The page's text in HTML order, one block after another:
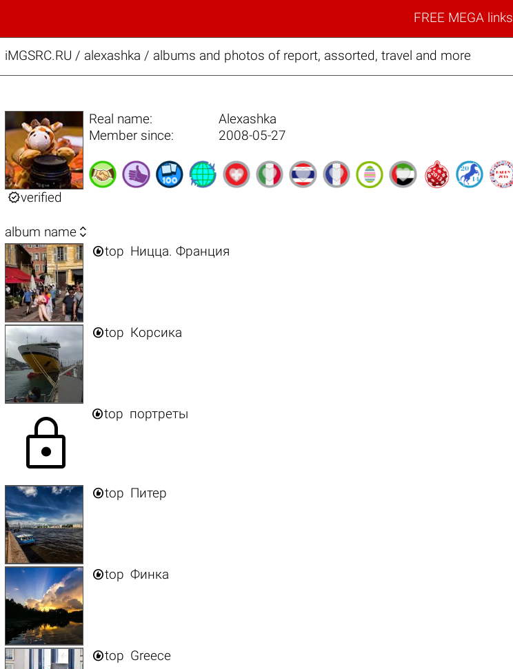
FREE MEGA links
iMGSRC.RU / alexashka / albums and photos of report, assorted, travel and more
verified
Real name:
Alexashka
Member since:
2008-05-27
album name 
top Ницца. Франция
top Корсика
lock top портреты
top Питер
top Финка
top Greece